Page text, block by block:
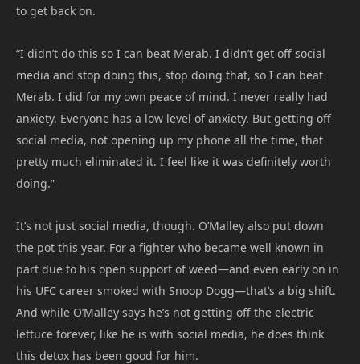
to get back on.
“I didn’t do this so I can beat Merab. I didn’t get off social
media and stop doing this, stop doing that, so I can beat
Merab. I did for my own peace of mind. I never really had
anxiety. Everyone has a low level of anxiety. But getting off
social media, not opening up my phone all the time, that
pretty much eliminated it. I feel like it was definitely worth
doing.”
It’s not just social media, though. O’Malley also put down
the pot this year. For a fighter who became well known in
part due to his open support of weed—and even early on in
his UFC career smoked with Snoop Dogg—that’s a big shift.
And while O’Malley says he’s not getting off the electric
lettuce forever, like he is with social media, he does think
this detox has been good for him.